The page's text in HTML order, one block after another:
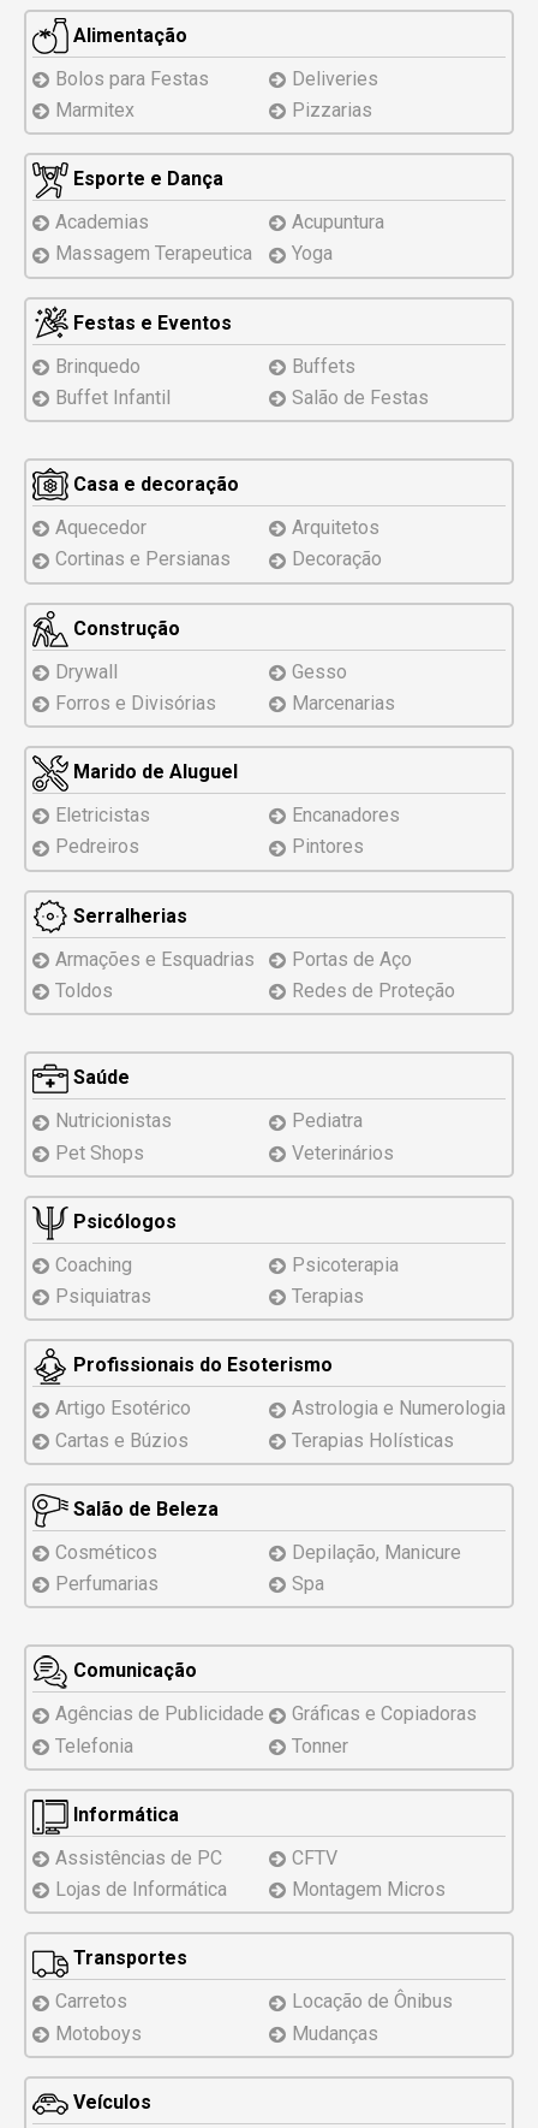
Alimentação
Bolos para Festas
Deliveries
Marmitex
Pizzarias
Esporte e Dança
Academias
Acupuntura
Massagem Terapeutica
Yoga
Festas e Eventos
Brinquedo
Buffets
Buffet Infantil
Salão de Festas
Casa e decoração
Aquecedor
Arquitetos
Cortinas e Persianas
Decoração
Construção
Drywall
Gesso
Forros e Divisórias
Marcenarias
Marido de Aluguel
Eletricistas
Encanadores
Pedreiros
Pintores
Serralherias
Armações e Esquadrias
Portas de Aço
Toldos
Redes de Proteção
Saúde
Nutricionistas
Pediatra
Pet Shops
Veterinários
Psicólogos
Coaching
Psicoterapia
Psiquiatras
Terapias
Profissionais do Esoterismo
Artigo Esotérico
Astrologia e Numerologia
Cartas e Búzios
Terapias Holísticas
Salão de Beleza
Cosméticos
Depilação, Manicure
Perfumarias
Spa
Comunicação
Agências de Publicidade
Gráficas e Copiadoras
Telefonia
Tonner
Informática
Assistências de PC
CFTV
Lojas de Informática
Montagem Micros
Transportes
Carretos
Locação de Ônibus
Motoboys
Mudanças
Veículos